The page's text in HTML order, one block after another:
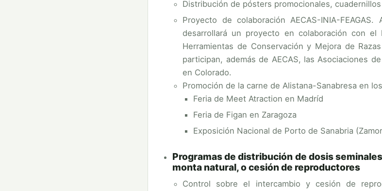
Distribución de pósters promocionales,
Proyecto de colaboración AECAS-INIA-
desarrollará un proyecto en colaboración con
Herramientas de Conservación y Mejora de
participan, además de AECAS, las Asociaciones
en Colorado.
Promoción de la carne de Alistana-Sanabresa en
Feria de Meet Atraction en Madríd
Feria de Figan en Zaragoza
Exposición Nacional de Porto de Sanabria
Programas de distribución de dosis
monta natural, o cesión de reproductores
Control sobre el intercambio y cesión de